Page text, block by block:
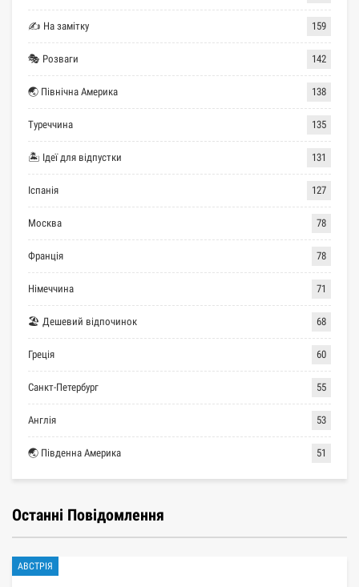
✍ На замітку 159
🎭 Розваги 142
🌏 Північна Америка 138
Туреччина 135
🏝 Ідеї для відпустки 131
Іспанія 127
Москва 78
Франція 78
Німеччина 71
🏖 Дешевий відпочинок 68
Греція 60
Санкт-Петербург 55
Англія 53
🌏 Південна Америка 51
Останні Повідомлення
АВСТРІЯ